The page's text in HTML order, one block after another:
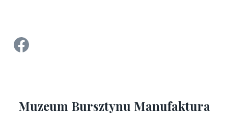
Strona Facebook Manufaktura Bursztynu - Muzeum Bursztynu w Kołobrzegu
Muzeum Bursztynu Manufaktura